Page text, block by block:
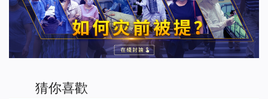
猜你喜歡